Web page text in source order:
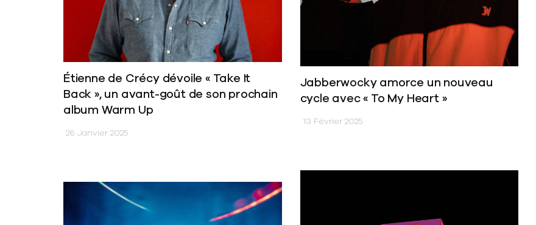
Jabberwocky amorce un nouveau
cycle avec « To My Heart »
13 Février 2025
Étienne de Crécy dévoile « Take It
Back », un avant-goût de son prochain
album Warm Up
26 Janvier 2025